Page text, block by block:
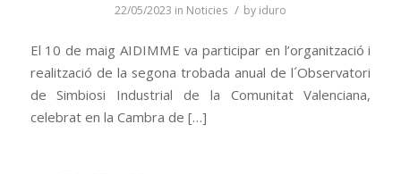
22/05/2023 in Noticies / by iduro
El 10 de maig AIDIMME va participar en l’organització i
realització de la segona trobada anual de l´Observatori
de Simbiosi Industrial de la Comunitat Valenciana,
celebrat en la Cambra de […]